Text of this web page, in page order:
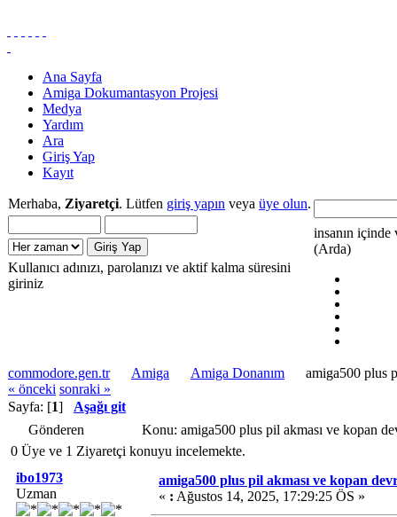
Ana Sayfa
Amiga Dokumantasyon Projesi
Medya
Yardım
Ara
Giriş Yap
Kayıt
Merhaba, Ziyaretçi. Lütfen giriş yapın veya üye olun.
Kullanıcı adınızı, parolanızı ve aktif kalma süresini
giriniz
insanın içinde
(Arda)
commodore.gen.tr Amiga Amiga Donanım
amiga500 plus
« önceki sonraki »
Sayfa: [1] Aşağı git
Gönderen
Konu: amiga500 plus pil akması ve kopan
0 Üye ve 1 Ziyaretçi konuyu incelemekte.
ibo1973
Uzman
amiga500 plus pil akması ve kopan
« : Ağustos 14, 2025, 17:29:25 ÖS »